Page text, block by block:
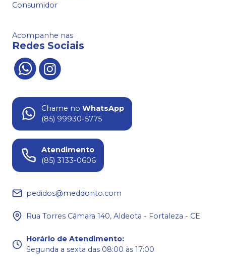
Consumidor
Acompanhe nas
Redes Sociais
Chame no WhatsApp
(85) 99930-5775
Atendimento
(85) 3133-0606
pedidos@meddonto.com
Rua Torres Câmara 140, Aldeota - Fortaleza - CE
Horário de Atendimento:
Segunda a sexta das 08:00 às 17:00